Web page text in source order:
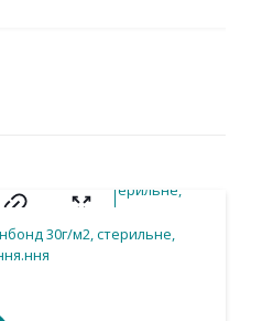
30г/м2, стерильне,